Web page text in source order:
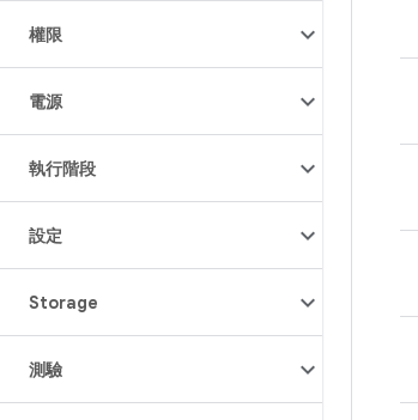
權限
電源
執行階段
設定
Storage
測驗